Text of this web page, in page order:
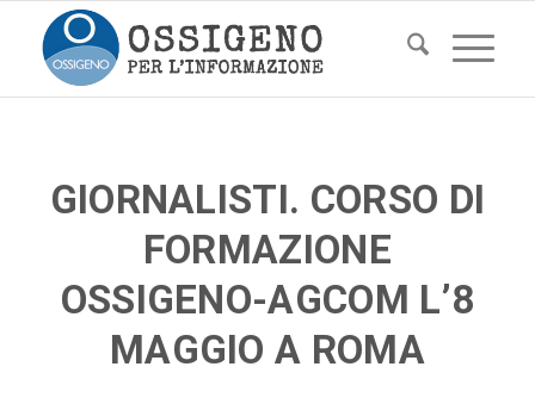
GIORNALISTI. CORSO DI
FORMAZIONE
OSSIGENO-AGCOM L’8
MAGGIO A ROMA